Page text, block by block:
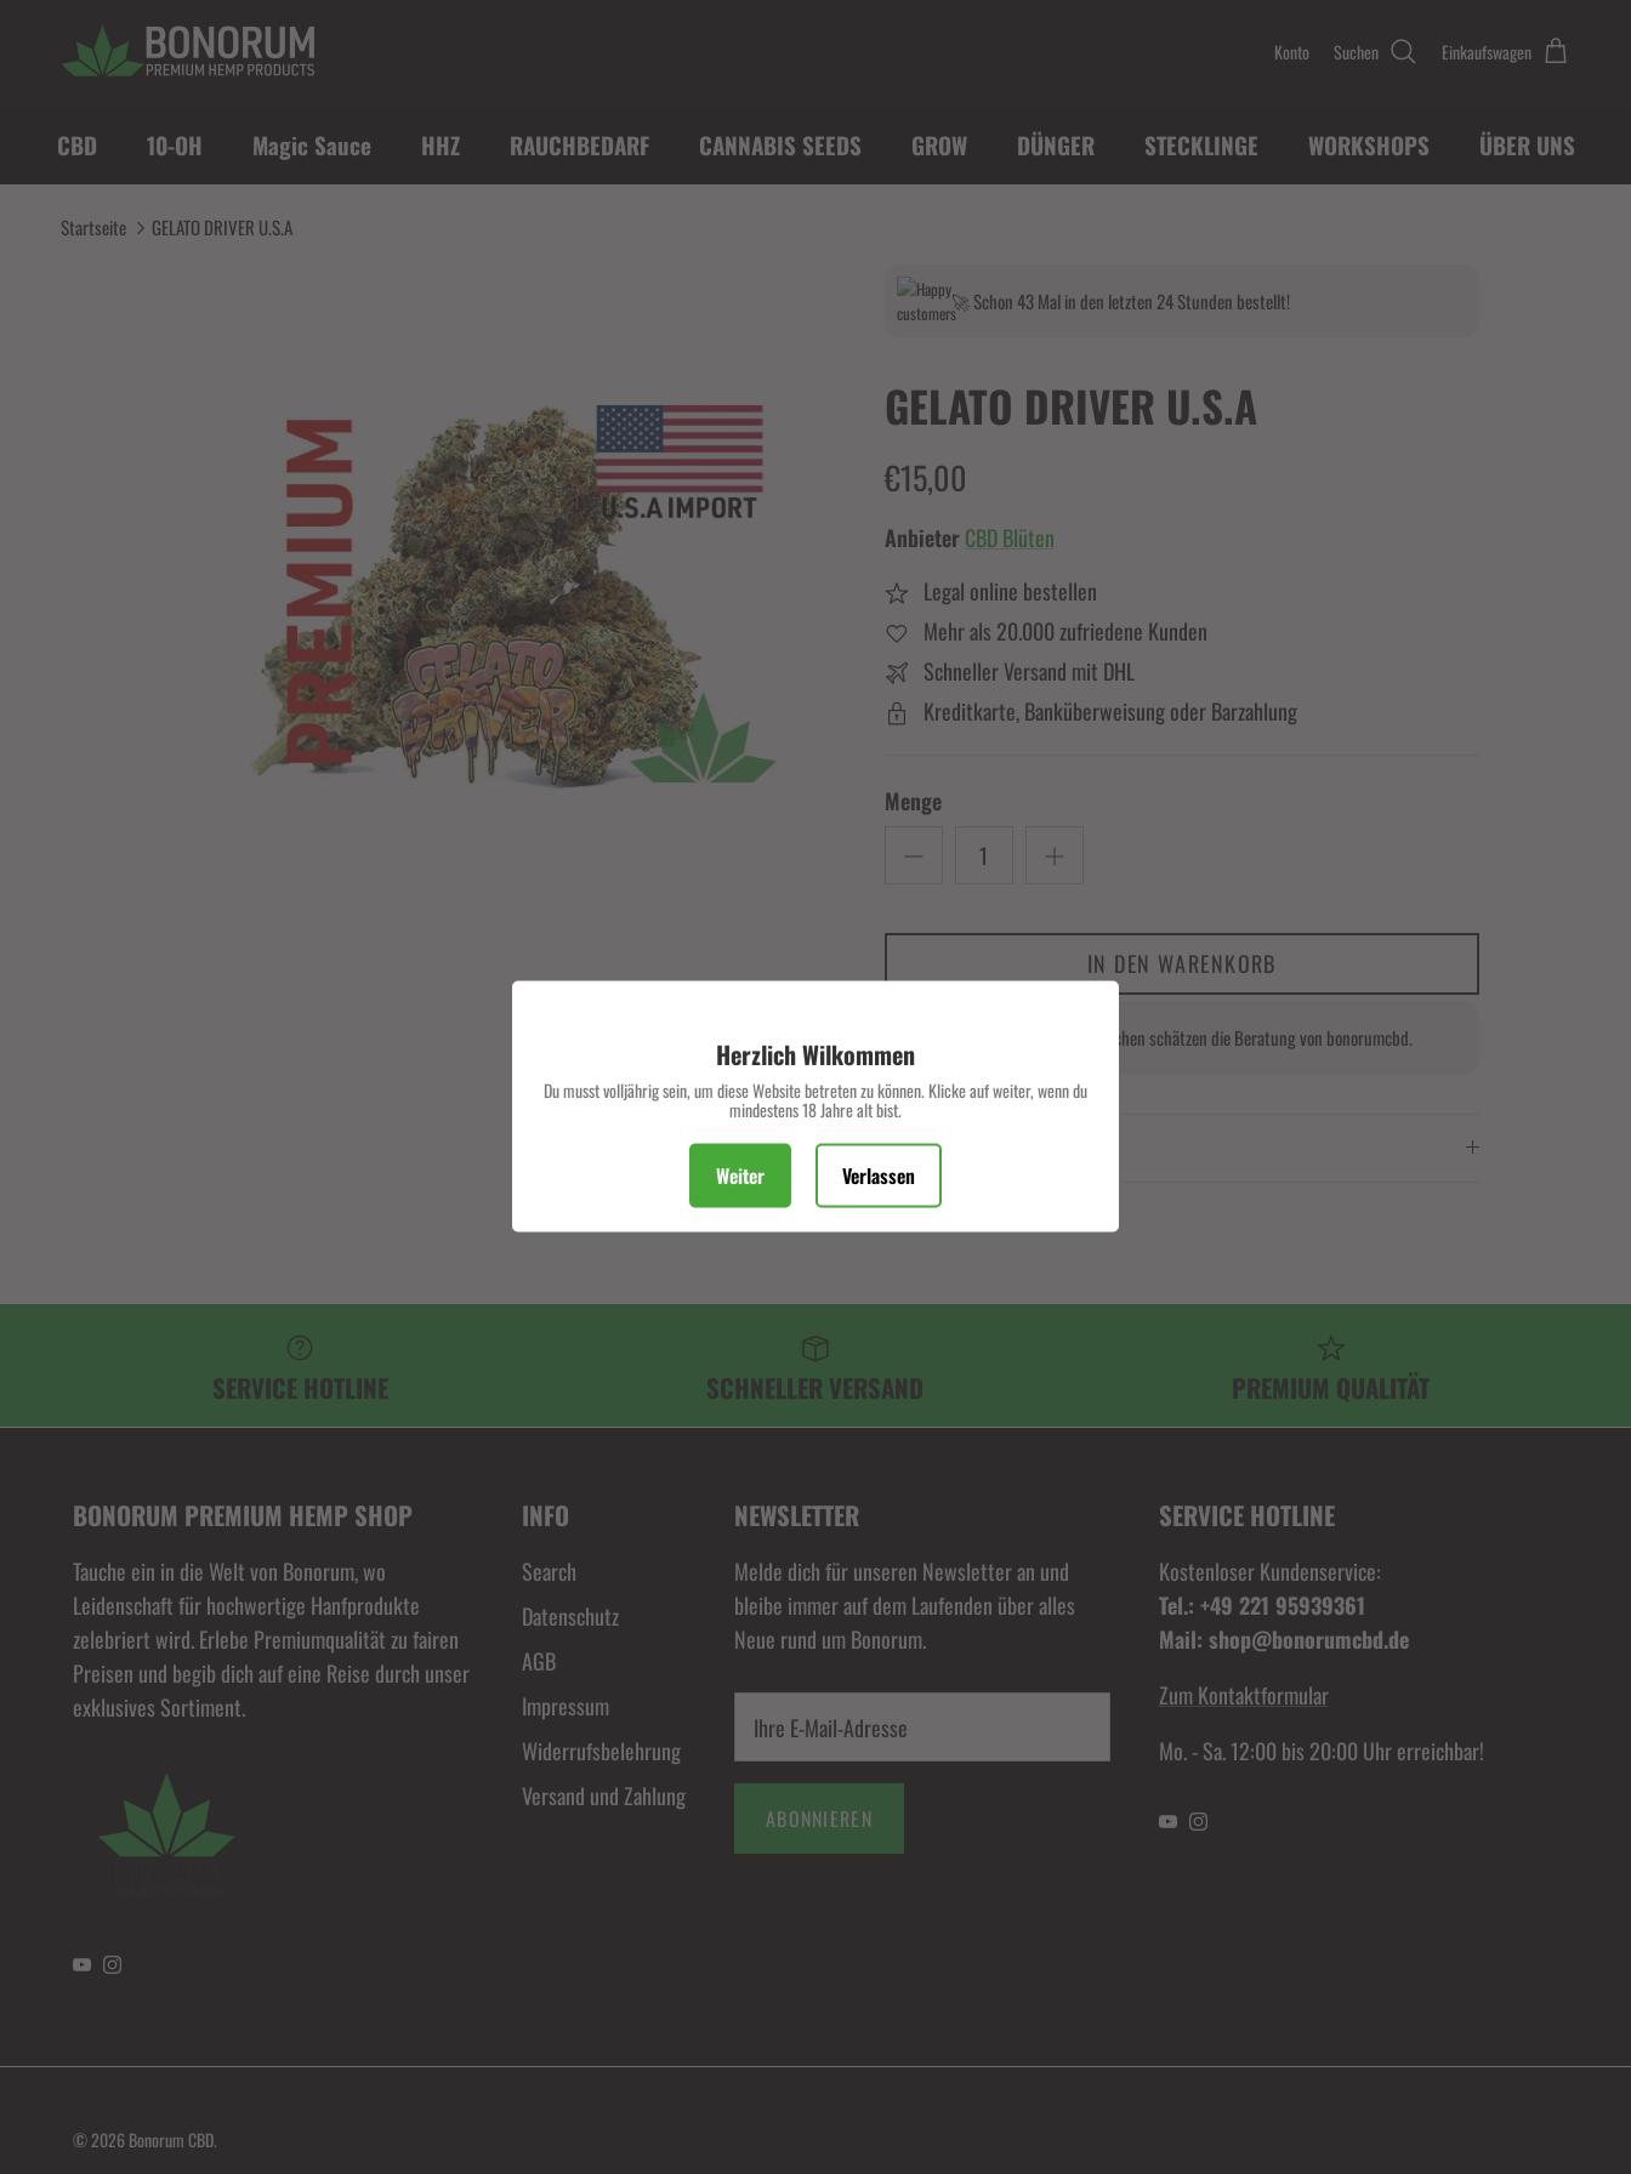
Konto Suchen Einkaufswagen
CBD 10-OH Magic Sauce HHZ RAUCHBEDARF CANNABIS SEEDS GROW DÜNGER STECKLINGE WORKSHOPS ÜBER UNS
Startseite GELATO DRIVER U.S.A
🚀 Schon 43 Mal in den letzten 24 Stunden bestellt!
GELATO DRIVER U.S.A
€15,00
Anbieter CBD Blüten
Legal online bestellen
Mehr als 20.000 zufriedene Kunden
Schneller Versand mit DHL
Kreditkarte, Banküberweisung oder Barzahlung
Menge
IN DEN WARENKORB
Carla V. und 8.000 Menschen schätzen die Beratung von bonorumcbd.
Beschreibung
SERVICE HOTLINE SCHNELLER VERSAND PREMIUM QUALITÄT
BONORUM PREMIUM HEMP SHOP
Tauche ein in die Welt von Bonorum, wo
Leidenschaft für hochwertige Hanfprodukte
zelebriert wird. Erlebe Premiumqualität zu fairen
Preisen und begib dich auf eine Reise durch unser
exklusives Sortiment.
YouTubeInstagram
INFO
Search
Datenschutz
AGB
Impressum
Widerrufsbelehrung
Versand und Zahlung
NEWSLETTER
Melde dich für unseren Newsletter an und
bleibe immer auf dem Laufenden über alles
Neue rund um Bonorum.
ABONNIEREN
SERVICE HOTLINE
Kostenloser Kundenservice:
Tel.: +49 221 95939361
Mail: shop@bonorumcbd.de
Zum Kontaktformular
Mo. - Sa. 12:00 bis 20:00 Uhr erreichbar!
YouTubeInstagram
© 2026Bonorum CBD.
Herzlich Wilkommen
Du musst volljährig sein, um diese Website betreten zu können. Klicke auf weiter, wenn du
mindestens 18 Jahre alt bist.
Weiter Verlassen